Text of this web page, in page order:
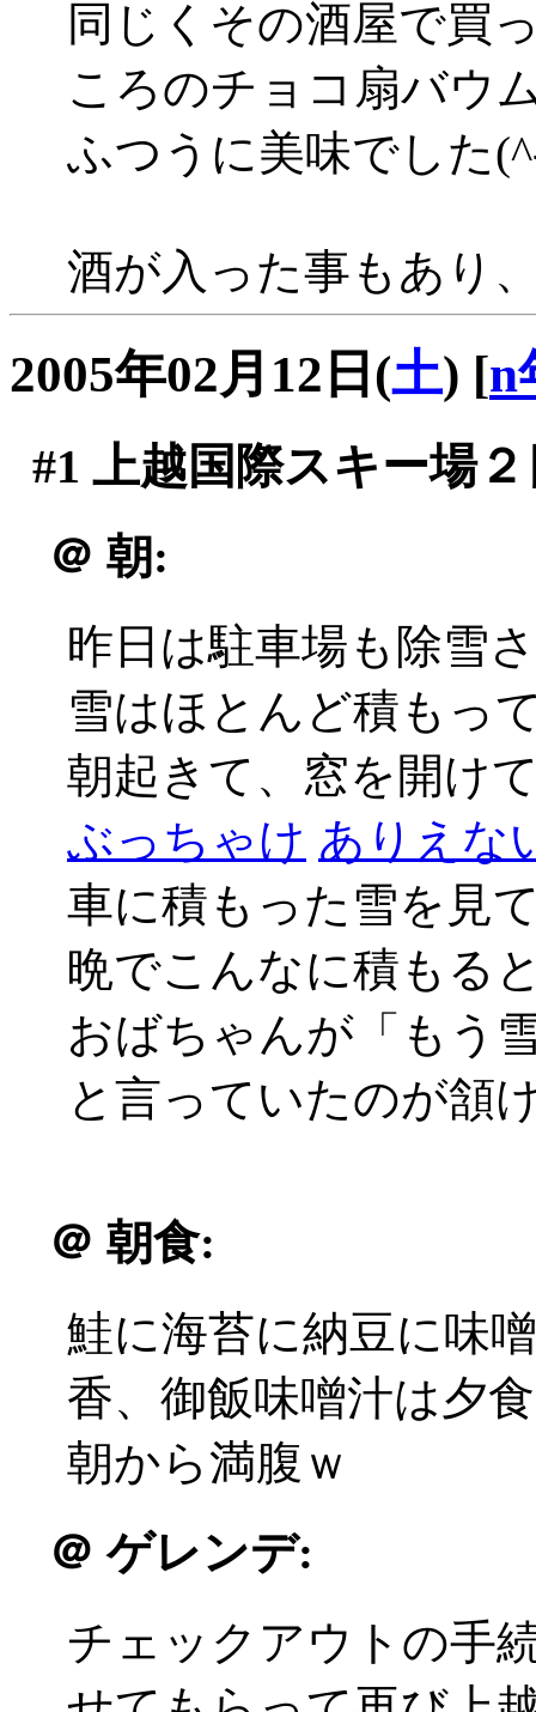
同じくその酒屋で買
ころのチョコ扇バウ
ふつうに美味でした
酒が入った事もあり
2005年02月12日(土) [n
#1 上越国際スキー場
＠ 朝:
昨日は駐車場も除雪
雪はほとんど積もっ
朝起きて、窓を開け
ぶっちゃけ ありえな
車に積もった雪を見
晩でこんなに積もる
おばちゃんが「もう
と言っていたのが頷
＠ 朝食:
鮭に海苔に納豆に味
香、御飯味噌汁は夕
朝から満腹ｗ
＠ ゲレンデ:
チェックアウトの手